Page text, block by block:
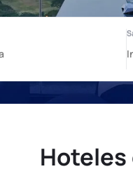
Hoteles